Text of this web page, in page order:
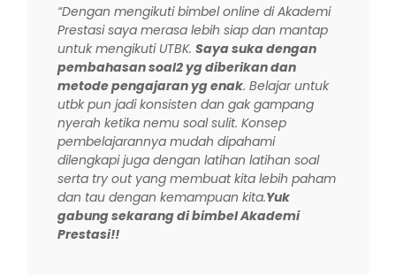
“Dengan mengikuti bimbel online di Akademi
Prestasi saya merasa lebih siap dan mantap
untuk mengikuti UTBK. Saya suka dengan
pembahasan soal2 yg diberikan dan
metode pengajaran yg enak. Belajar untuk
utbk pun jadi konsisten dan gak gampang
nyerah ketika nemu soal sulit. Konsep
pembelajarannya mudah dipahami
dilengkapi juga dengan latihan latihan soal
serta try out yang membuat kita lebih paham
dan tau dengan kemampuan kita.Yuk
gabung sekarang di bimbel Akademi
Prestasi!!